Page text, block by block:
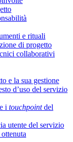
e rituali
di progetto
collaborativi
e la sua gestione
d’uso del servizio
i touchpointdel
utente del servizio